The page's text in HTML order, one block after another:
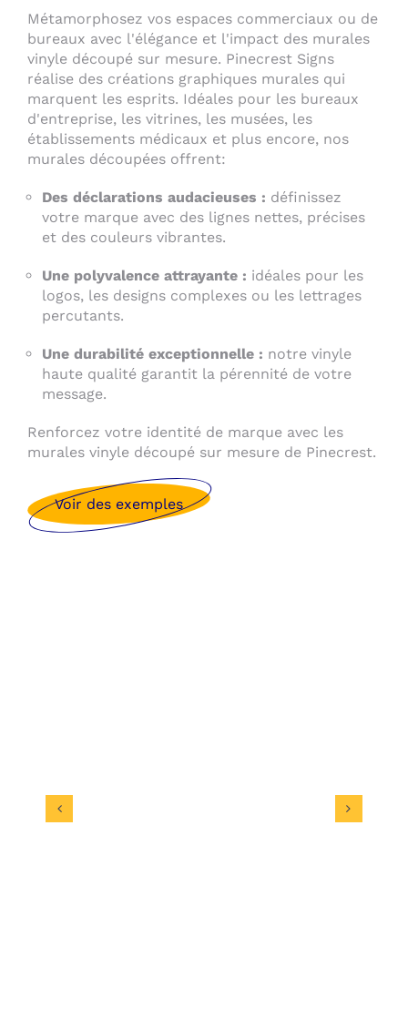
Métamorphosez vos espaces commerciaux ou de
bureaux avec l'élégance et l'impact des murales
vinyle découpé sur mesure. Pinecrest Signs
réalise des créations graphiques murales qui
marquent les esprits. Idéales pour les bureaux
d'entreprise, les vitrines, les musées, les
établissements médicaux et plus encore, nos
murales découpées offrent:
Des déclarations audacieuses : définissez
votre marque avec des lignes nettes, précises
et des couleurs vibrantes.
Une polyvalence attrayante : idéales pour les
logos, les designs complexes ou les lettrages
percutants.
Une durabilité exceptionnelle : notre vinyle
haute qualité garantit la pérennité de votre
message.
Renforcez votre identité de marque avec les
murales vinyle découpé sur mesure de Pinecrest.
Voir des exemples